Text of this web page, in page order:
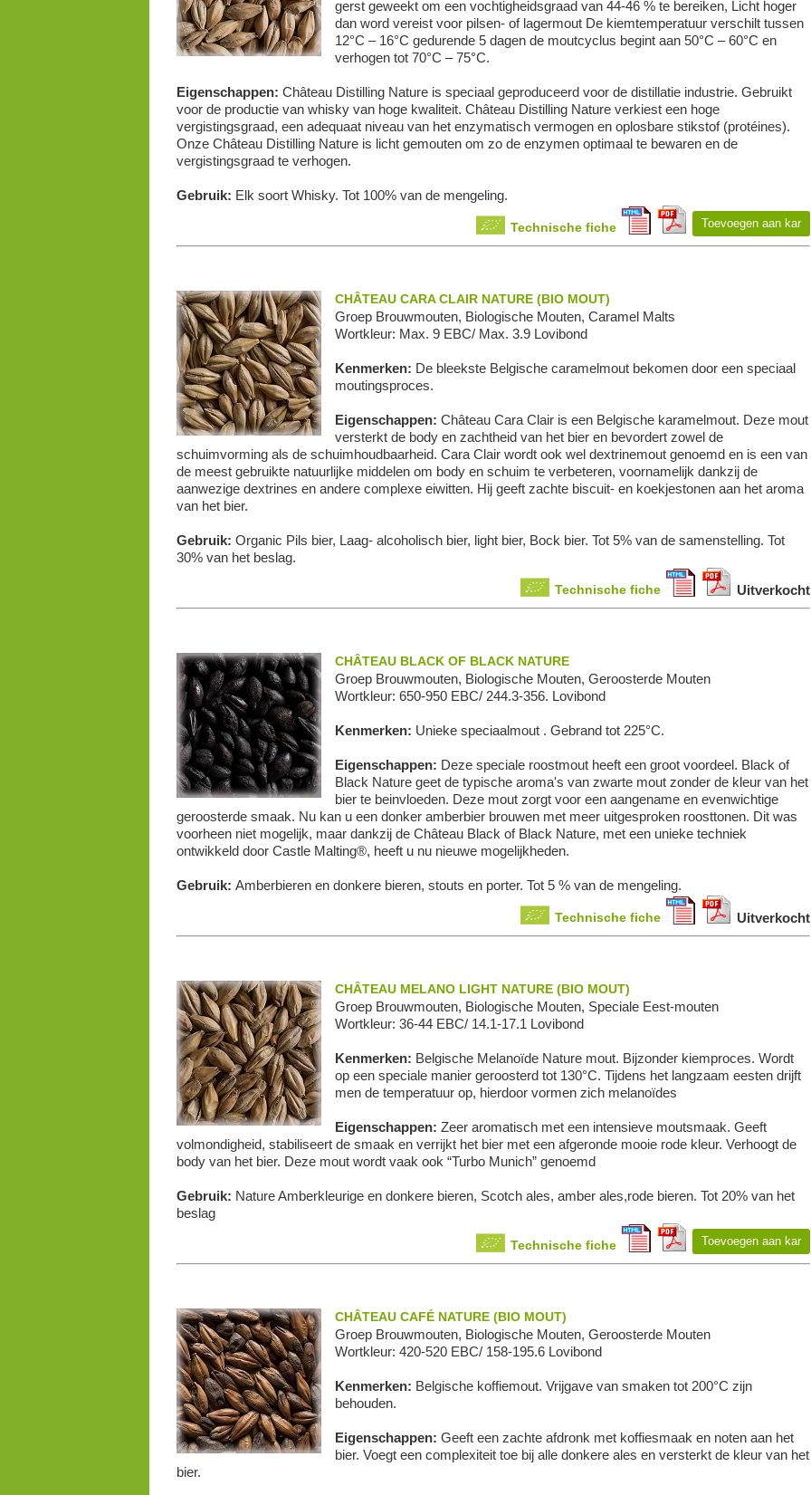
gerst geweekt om een vochtigheidsgraad van 44-46 % te bereiken, Licht hoger
dan word vereist voor pilsen- of lagermout De kiemtemperatuur verschilt tussen
12°C – 16°C gedurende 5 dagen de moutcyclus begint aan 50°C – 60°C en
verhogen tot 70°C – 75°C.
Eigenschappen: Château Distilling Nature is speciaal geproduceerd voor de distillatie industrie. Gebruikt
voor de productie van whisky van hoge kwaliteit. Château Distilling Nature verkiest een hoge
vergistingsgraad, een adequaat niveau van het enzymatisch vermogen en oplosbare stikstof (protéines).
Onze Château Distilling Nature is licht gemouten om zo de enzymen optimaal te bewaren en de
vergistingsgraad te verhogen.
Gebruik: Elk soort Whisky. Tot 100% van de mengeling.
Technische fiche Toevoegen aan kar
CHÂTEAU CARA CLAIR NATURE (BIO MOUT)
Groep Brouwmouten, Biologische Mouten, Caramel Malts
Wortkleur: Max. 9 EBC/ Max. 3.9 Lovibond
Kenmerken: De bleekste Belgische caramelmout bekomen door een speciaal
moutingsproces.
Eigenschappen: Château Cara Clair is een Belgische karamelmout. Deze mout
versterkt de body en zachtheid van het bier en bevordert zowel de
schuimvorming als de schuimhoudbaarheid. Cara Clair wordt ook wel dextrinemout genoemd en is een van
de meest gebruikte natuurlijke middelen om body en schuim te verbeteren, voornamelijk dankzij de
aanwezige dextrines en andere complexe eiwitten. Hij geeft zachte biscuit- en koekjestonen aan het aroma
van het bier.
Gebruik: Organic Pils bier, Laag- alcoholisch bier, light bier, Bock bier. Tot 5% van de samenstelling. Tot
30% van het beslag.
Technische fiche Uitverkocht
CHÂTEAU BLACK OF BLACK NATURE
Groep Brouwmouten, Biologische Mouten, Geroosterde Mouten
Wortkleur: 650-950 EBC/ 244.3-356. Lovibond
Kenmerken: Unieke speciaalmout . Gebrand tot 225°C.
Eigenschappen: Deze speciale roostmout heeft een groot voordeel. Black of
Black Nature geet de typische aroma's van zwarte mout zonder de kleur van het
bier te beinvloeden. Deze mout zorgt voor een aangename en evenwichtige
geroosterde smaak. Nu kan u een donker amberbier brouwen met meer uitgesproken roosttonen. Dit was
voorheen niet mogelijk, maar dankzij de Château Black of Black Nature, met een unieke techniek
ontwikkeld door Castle Malting®, heeft u nu nieuwe mogelijkheden.
Gebruik: Amberbieren en donkere bieren, stouts en porter. Tot 5 % van de mengeling.
Technische fiche Uitverkocht
CHÂTEAU MELANO LIGHT NATURE (BIO MOUT)
Groep Brouwmouten, Biologische Mouten, Speciale Eest-mouten
Wortkleur: 36-44 EBC/ 14.1-17.1 Lovibond
Kenmerken: Belgische Melanoïde Nature mout. Bijzonder kiemproces. Wordt
op een speciale manier geroosterd tot 130°C. Tijdens het langzaam eesten drijft
men de temperatuur op, hierdoor vormen zich melanoïdes
Eigenschappen: Zeer aromatisch met een intensieve moutsmaak. Geeft
volmondigheid, stabiliseert de smaak en verrijkt het bier met een afgeronde mooie rode kleur. Verhoogt de
body van het bier. Deze mout wordt vaak ook “Turbo Munich” genoemd
Gebruik: Nature Amberkleurige en donkere bieren, Scotch ales, amber ales,rode bieren. Tot 20% van het
beslag
Technische fiche Toevoegen aan kar
CHÂTEAU CAFÉ NATURE (BIO MOUT)
Groep Brouwmouten, Biologische Mouten, Geroosterde Mouten
Wortkleur: 420-520 EBC/ 158-195.6 Lovibond
Kenmerken: Belgische koffiemout. Vrijgave van smaken tot 200°C zijn
behouden.
Eigenschappen: Geeft een zachte afdronk met koffiesmaak en noten aan het
bier. Voegt een complexiteit toe bij alle donkere ales en versterkt de kleur van het
bier.